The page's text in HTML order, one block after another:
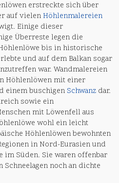
erstreckte sich über
auf vielen Höhlenmalereien
Einige dieser
Überreste legen die
bis in historische
und auf dem Balkan sogar
war. Wandmalereien
Höhlenlöwen mit einer
einem buschigen Schwanz dar.
sowie ein
mit Löwenfell aus
wohl ein leicht
Höhlenlöwen bewohnten
in Nord-Eurasien und
im Süden. Sie waren offenbar
Schneelagen noch an dichte